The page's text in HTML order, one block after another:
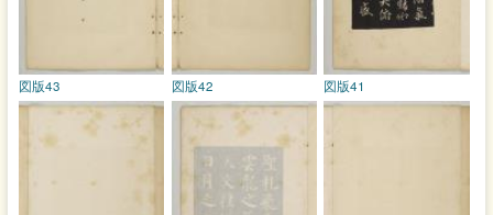
図版41
図版42
図版43